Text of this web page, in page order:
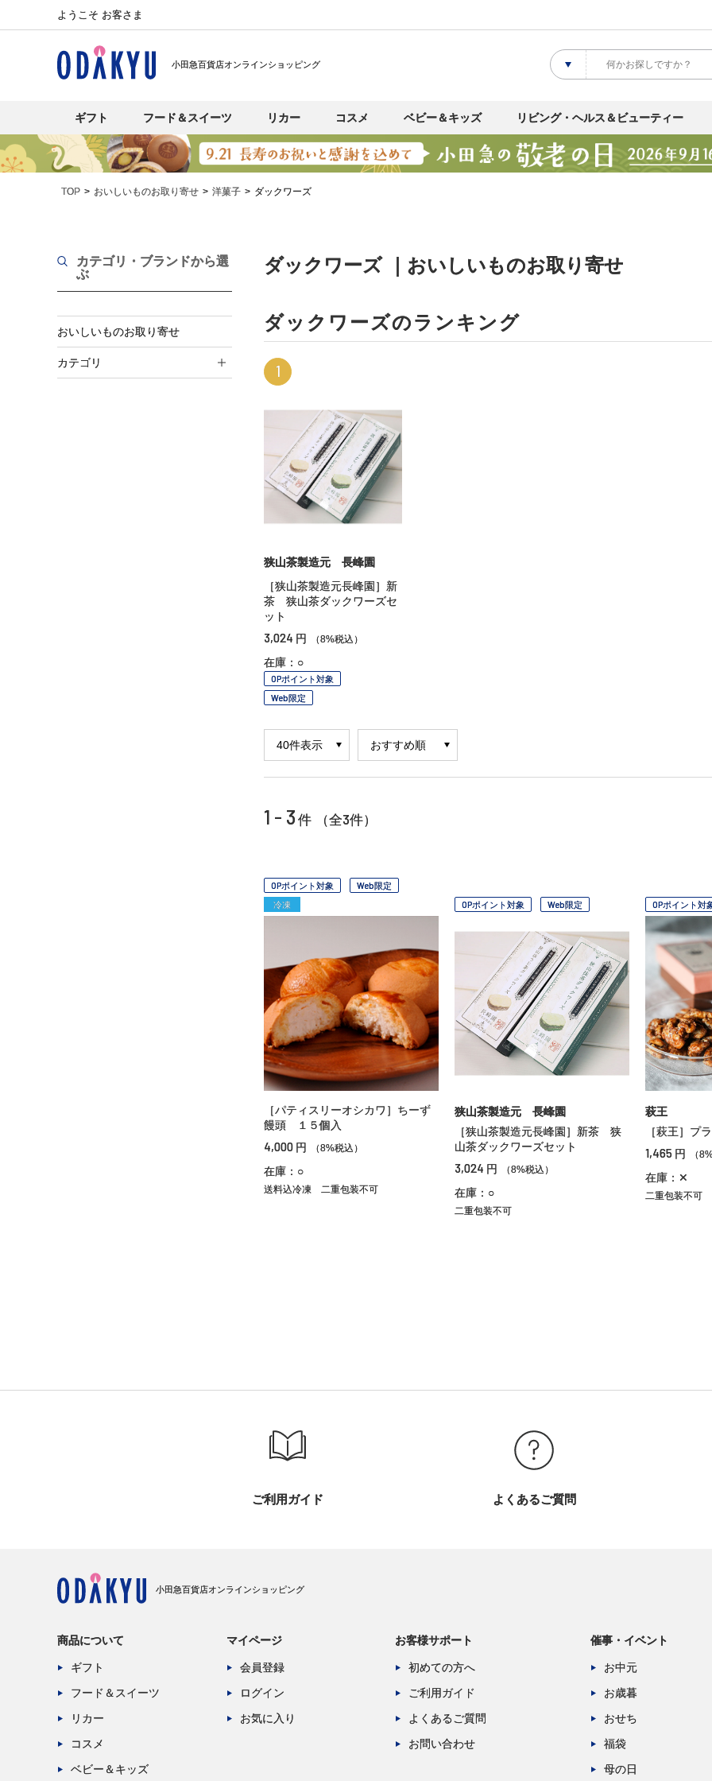
ようこそ お客さま
小田急百貨店オンラインショッピング
ギフト フード＆スイーツ リカー コスメ ベビー＆キッズ リビング・ヘルス＆ビューティー
TOP おいしいものお取り寄せ 洋菓子 ダックワーズ
カテゴリ・ブランドから選
ぶ
おいしいものお取り寄せ
カテゴリ
ダックワーズ ｜おいしいものお取り寄せ
ダックワーズのランキング
1
狭山茶製造元 長峰園
［狭山茶製造元長峰園］新
茶 狭山茶ダックワーズセ
ット
3,024 円 （8%税込）
在庫：○
OPポイント対象
Web限定
1 - 3 件 （全3件）
OPポイント対象
Web限定
冷凍
［パティスリーオシカワ］ちーず
饅頭 １５個入
4,000 円 （8%税込）
在庫：○
送料込冷凍 二重包装不可
OPポイント対象 Web限定
狭山茶製造元 長峰園
［狭山茶製造元長峰園］新茶 狭
山茶ダックワーズセット
3,024 円 （8%税込）
在庫：○
二重包装不可
OPポイント対
萩王
［萩王］プ
1,465 円 （
在庫：✕
二重包装不可
ご利用ガイド よくあるご質問
小田急百貨店オンラインショッピング
商品について
ギフト
フード＆スイーツ
リカー
コスメ
ベビー＆キッズ
マイページ
会員登録
ログイン
お気に入り
お客様サポート
初めての方へ
ご利用ガイド
よくあるご質問
お問い合わせ
催事・イベント
お中元
お歳暮
おせち
福袋
母の日